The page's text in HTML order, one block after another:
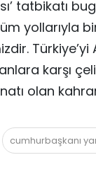
tatbikatı
yollarıyla
Türkiye’yi
karşı
olan
cumhurbaşkanı